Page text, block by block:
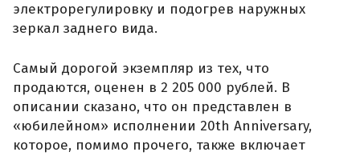
электрорегулировку и подогрев наружных
зеркал заднего вида.
Самый дорогой экземпляр из тех, что
продаются, оценен в 2 205 000 рублей. В
описании сказано, что он представлен в
«юбилейном» исполнении 20th Anniversary,
которое, помимо прочего, также включает